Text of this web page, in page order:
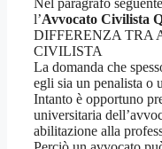
Nel paragrafo
l’Avvocato Civilista
DIFFERENZA TRA
CIVILISTA
La domanda che
egli sia un penalista o
Intanto è opportuno
universitaria
abilitazione alla